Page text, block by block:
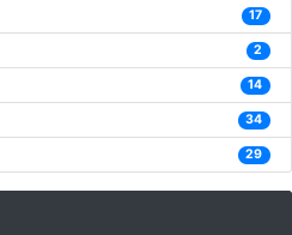
17
2
14
34
29